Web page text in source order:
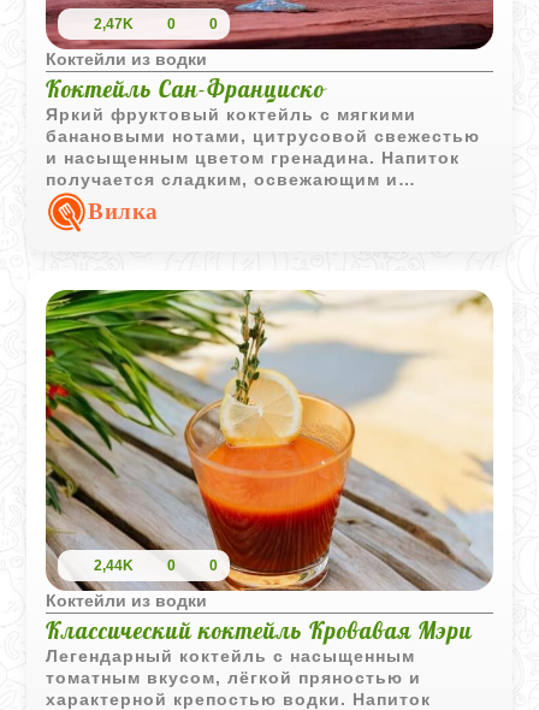
2,47K 0 0
Коктейли из водки
Коктейль Сан-Франциско
Яркий фруктовый коктейль с мягкими
банановыми нотами, цитрусовой свежестью
и насыщенным цветом гренадина. Напиток
получается сладким, освежающим и
эффектно выглядит в высоком бокале.
Вилка
2,44K 0 0
Коктейли из водки
Классический коктейль Кровавая Мэри
Легендарный коктейль с насыщенным
томатным вкусом, лёгкой пряностью и
характерной крепостью водки. Напиток